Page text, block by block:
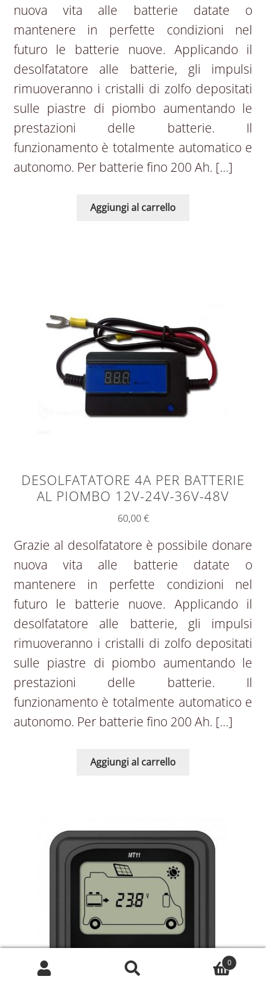
nuova vita alle batterie datate o
mantenere in perfette condizioni nel
futuro le batterie nuove. Applicando il
desolfatatore alle batterie, gli impulsi
rimuoveranno i cristalli di zolfo depositati
sulle piastre di piombo aumentando le
prestazioni delle batterie. Il
funzionamento è totalmente automatico e
autonomo. Per batterie fino 200 Ah. […]
Aggiungi al carrello
DESOLFATATORE 4A PER BATTERIE
AL PIOMBO 12V-24V-36V-48V
60,00€
Grazie al desolfatatore è possibile donare
nuova vita alle batterie datate o
mantenere in perfette condizioni nel
futuro le batterie nuove. Applicando il
desolfatatore alle batterie, gli impulsi
rimuoveranno i cristalli di zolfo depositati
sulle piastre di piombo aumentando le
prestazioni delle batterie. Il
funzionamento è totalmente automatico e
autonomo. Per batterie fino 200 Ah. […]
Aggiungi al carrello
0